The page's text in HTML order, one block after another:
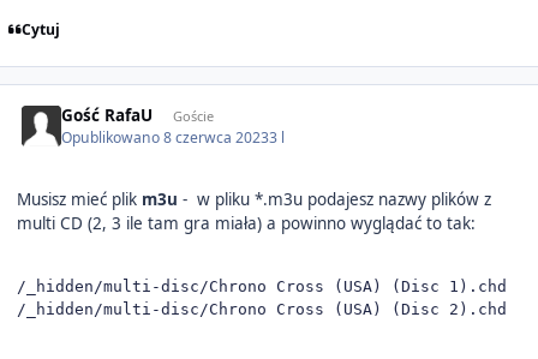
Cytuj
Gość RafaU Goście
Opublikowano8 czerwca 20233 l
Musisz mieć plik m3u - w pliku *.m3u podajesz nazwy plików z
multi CD (2, 3 ile tam gra miała) a powinno wyglądać to tak:
/_hidden/multi-disc/Chrono Cross (USA) (Disc 1).chd
/_hidden/multi-disc/Chrono Cross (USA) (Disc 2).chd